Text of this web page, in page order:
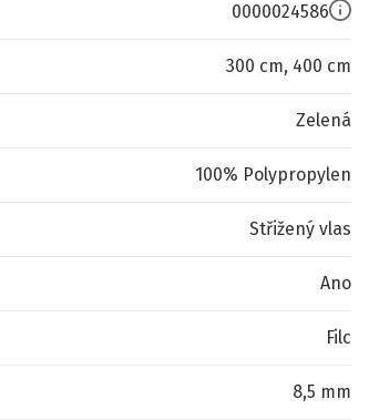
0000024586
300 cm, 400 cm
Zelená
100% Polypropylen
Střižený vlas
Ano
Filc
8,5 mm